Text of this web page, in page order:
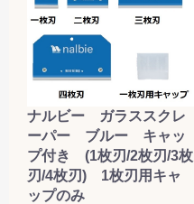
ナルビー ガラススクレ
ーパー ブルー キャッ
プ付き (1枚刃/2枚刃/3枚
刃/4枚刃) 1枚刃用キャ
ップのみ